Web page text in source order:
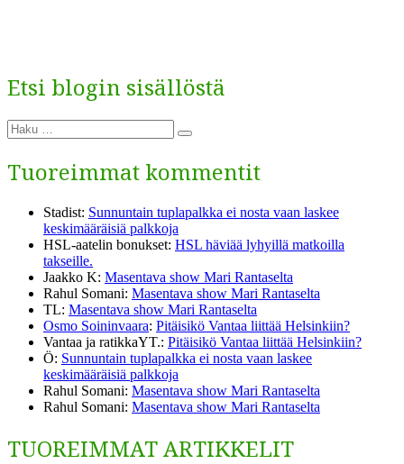
Etsi blogin sisällöstä
Etsi:
Haku
Tuoreimmat kommentit
Stadist: Sunnuntain tuplapalkka ei nosta vaan laskee
keskimääräisiä palkkoja
HSL-aatelin bonukset: HSL häviää lyhyillä matkoilla
takseille.
Jaakko K: Masentava show Mari Rantaselta
Rahul Somani: Masentava show Mari Rantaselta
TL: Masentava show Mari Rantaselta
Osmo Soininvaara: Pitäisikö Vantaa liittää Helsinkiin?
Vantaa ja ratikkaYT.: Pitäisikö Vantaa liittää Helsinkiin?
Ö: Sunnuntain tuplapalkka ei nosta vaan laskee
keskimääräisiä palkkoja
Rahul Somani: Masentava show Mari Rantaselta
Rahul Somani: Masentava show Mari Rantaselta
TUOREIMMAT ARTIKKELIT